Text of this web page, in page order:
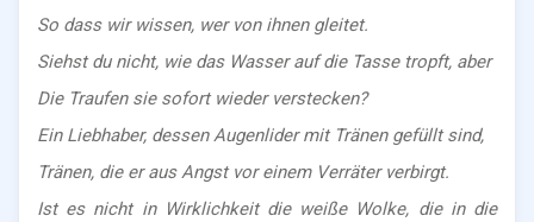
So dass wir wissen, wer von ihnen gleitet.
Siehst du nicht, wie das Wasser auf die Tasse tropft, aber
Die Traufen sie sofort wieder verstecken?
Ein Liebhaber, dessen Augenlider mit Tränen gefüllt sind,
Tränen, die er aus Angst vor einem Verräter verbirgt.
Ist es nicht in Wirklichkeit die weiße Wolke, die in die